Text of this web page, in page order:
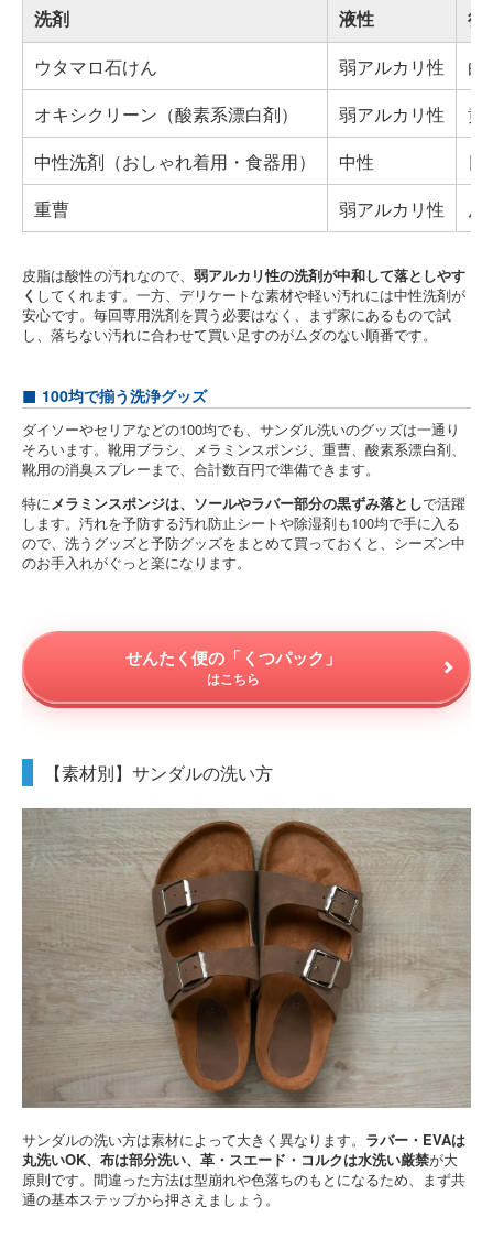
洗剤 液性
得
ウタマロ石けん
弱アルカリ性
白
オキシクリーン（酸素系漂白剤）
弱アルカリ性
黄
中性洗剤（おしゃれ着用・食器用）
中性
日
重曹
弱アルカリ性 皮
皮脂は酸性の汚れなので、 弱アルカリ性の洗剤が中和して落としやす
く してくれます。一方、デリケートな素材や軽い汚れには中性洗剤が
安心です。毎回専用洗剤を買う必要はなく、まず家にあるもので試
し、落ちない汚れに合わせて買い足すのがムダのない順番です。
100均で揃う洗浄グッズ
ダイソーやセリアなどの100均でも、サンダル洗いのグッズは一通り
そろいます。靴用ブラシ、メラミンスポンジ、重曹、酸素系漂白剤、
靴用の消臭スプレーまで、合計数百円で準備できます。
特にメラミンスポンジは、ソールやラバー部分の黒ずみ落としで活躍
します。汚れを予防する汚れ防止シートや除湿剤も100均で手に入る
ので、洗うグッズと予防グッズをまとめて買っておくと、シーズン中
のお手入れがぐっと楽になります。
せんたく便の「くつパック」
はこちら
【素材別】サンダルの洗い方
サンダルの洗い方は素材によって大きく異なります。 ラバー・EVAは
丸洗いOK、布は部分洗い、革・スエード・コルクは水洗い厳禁が大
原則です。間違った方法は型崩れや色落ちのもとになるため、まず共
通の基本ステップから押さえましょう。